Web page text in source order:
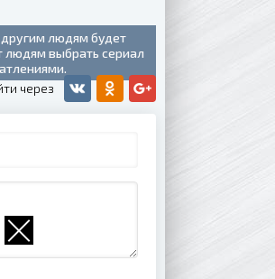
другим людям будет
людям выбрать сериал